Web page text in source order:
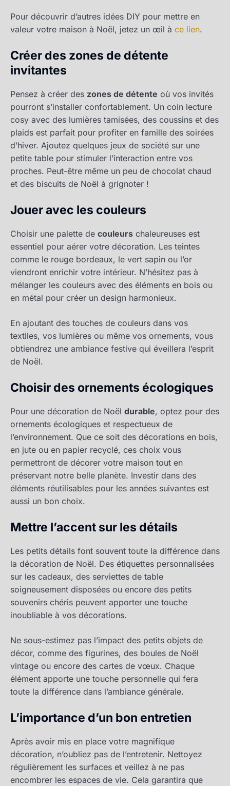
Pour découvrir d’autres idées DIY pour mettre en
valeur votre maison à Noël, jetez un œil à ce lien.
Créer des zones de détente
invitantes
Pensez à créer des zones de détente où vos invités
pourront s’installer confortablement. Un coin lecture
cosy avec des lumières tamisées, des coussins et des
plaids est parfait pour profiter en famille des soirées
d’hiver. Ajoutez quelques jeux de société sur une
petite table pour stimuler l’interaction entre vos
proches. Peut-être même un peu de chocolat chaud
et des biscuits de Noël à grignoter !
Jouer avec les couleurs
Choisir une palette de couleurs chaleureuses est
essentiel pour aérer votre décoration. Les teintes
comme le rouge bordeaux, le vert sapin ou l’or
viendront enrichir votre intérieur. N’hésitez pas à
mélanger les couleurs avec des éléments en bois ou
en métal pour créer un design harmonieux.
En ajoutant des touches de couleurs dans vos
textiles, vos lumières ou même vos ornements, vous
obtiendrez une ambiance festive qui éveillera l’esprit
de Noël.
Choisir des ornements écologiques
Pour une décoration de Noël durable, optez pour des
ornements écologiques et respectueux de
l’environnement. Que ce soit des décorations en bois,
en jute ou en papier recyclé, ces choix vous
permettront de décorer votre maison tout en
préservant notre belle planète. Investir dans des
éléments réutilisables pour les années suivantes est
aussi un bon choix.
Mettre l’accent sur les détails
Les petits détails font souvent toute la différence dans
la décoration de Noël. Des étiquettes personnalisées
sur les cadeaux, des serviettes de table
soigneusement disposées ou encore des petits
souvenirs chéris peuvent apporter une touche
inoubliable à vos décorations.
Ne sous-estimez pas l’impact des petits objets de
décor, comme des figurines, des boules de Noël
vintage ou encore des cartes de vœux. Chaque
élément apporte une touche personnelle qui fera
toute la différence dans l’ambiance générale.
L’importance d’un bon entretien
Après avoir mis en place votre magnifique
décoration, n’oubliez pas de l’entretenir. Nettoyez
régulièrement les surfaces et veillez à ne pas
encombrer les espaces de vie. Cela garantira que